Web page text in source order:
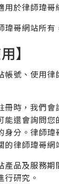
用於律師瑋哥
瑋哥網站所
】
帳號、使用
冊時，我們
能還會詢問
身分。律師
的律師瑋哥
產品及服務
行研究。